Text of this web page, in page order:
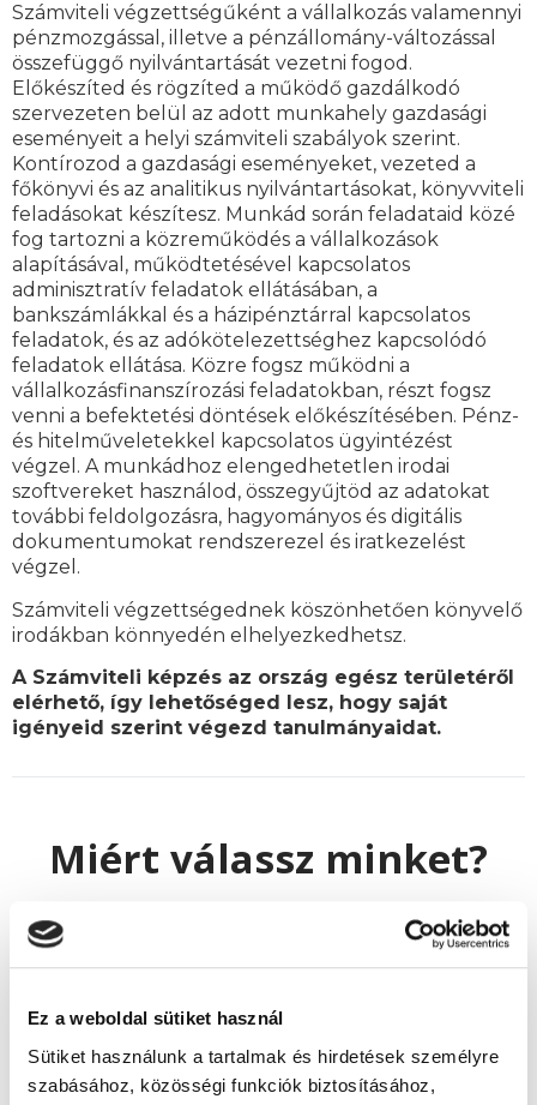
Ez a weboldal sütiket használ
Sütiket használunk a tartalmak és hirdetések személyre
szabásához, közösségi funkciók biztosításához,
Számviteli végzettségűként a vállalkozás valamennyi
pénzmozgással, illetve a pénzállomány-változással
összefüggő nyilvántartását vezetni fogod.
Előkészíted és rögzíted a működő gazdálkodó
szervezeten belül az adott munkahely gazdasági
eseményeit a helyi számviteli szabályok szerint.
Kontírozod a gazdasági eseményeket, vezeted a
főkönyvi és az analitikus nyilvántartásokat, könyvviteli
feladásokat készítesz. Munkád során feladataid közé
fog tartozni a közreműködés a vállalkozások
alapításával, működtetésével kapcsolatos
adminisztratív feladatok ellátásában, a
bankszámlákkal és a házipénztárral kapcsolatos
feladatok, és az adókötelezettséghez kapcsolódó
feladatok ellátása. Közre fogsz működni a
vállalkozásfinanszírozási feladatokban, részt fogsz
venni a befektetési döntések előkészítésében. Pénz-
és hitelműveletekkel kapcsolatos ügyintézést
végzel. A munkádhoz elengedhetetlen irodai
szoftvereket használod, összegyűjtöd az adatokat
további feldolgozásra, hagyományos és digitális
dokumentumokat rendszerezel és iratkezelést
végzel.
Számviteli végzettségednek köszönhetően könyvelő
irodákban könnyedén elhelyezkedhetsz.
A Számviteli képzés az ország egész területéről
elérhető, így lehetőséged lesz, hogy saját
igényeid szerint végezd tanulmányaidat.
Miért válassz minket?
- több, mint 22 év tapasztalat a felnőttoktatásban
- több, mint 100.000 elégedett hallgató
- tanfolyamok országszerte, 35 városban